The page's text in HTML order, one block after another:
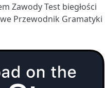
ZawodyTest biegłości
Przewodnik Gramatyki